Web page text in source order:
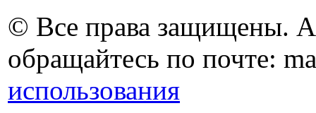
© Все права защищены.
обращайтесь по почте:
использования